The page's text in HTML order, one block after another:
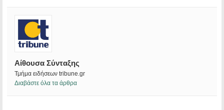
Αίθουσα Σύνταξης
Τμήμα ειδήσεων tribune.gr
Διαβάστε όλα τα άρθρα